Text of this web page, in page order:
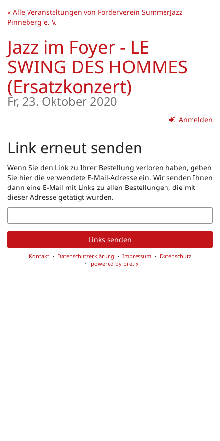
Zum
Haupt-
« Alle Veranstaltungen von Förderverein SummerJazz
Pinneberg e. V.
Jazz im Foyer - LE
SWING DES HOMMES
(Ersatzkonzert)
Fr, 23. Oktober 2020
Anmelden
Link erneut senden
Wenn Sie den Link zu Ihrer Bestellung verloren haben, geben
Sie hier die verwendete E-Mail-Adresse ein. Wir senden Ihnen
dann eine E-Mail mit Links zu allen Bestellungen, die mit
dieser Adresse getätigt wurden.
E-
Mail
Links senden
Kontakt Datenschutzerklärung Impressum
Datenschutz
powered by pretix